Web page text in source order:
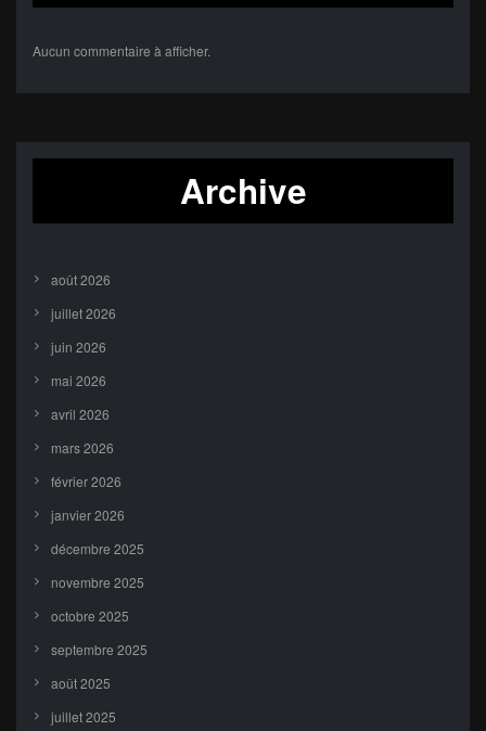
Aucun commentaire à afficher.
Archive
août 2026
juillet 2026
juin 2026
mai 2026
avril 2026
mars 2026
février 2026
janvier 2026
décembre 2025
novembre 2025
octobre 2025
septembre 2025
août 2025
juillet 2025